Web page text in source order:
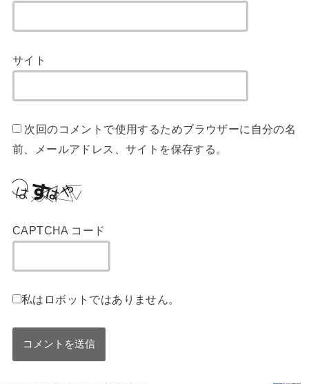
サイト
次回のコメントで使用するためブラウザーに自分の名
前、メールアドレス、サイトを保存する。
CAPTCHA コード
私はロボットではありません。